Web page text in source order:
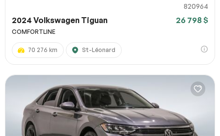
820964
2024 Volkswagen Tiguan 26 798 $
COMFORTLINE
70 276 km St-Léonard